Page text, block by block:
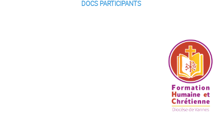
DOCS PARTICIPANTS